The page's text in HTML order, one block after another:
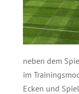
neben dem
im
Ecken und